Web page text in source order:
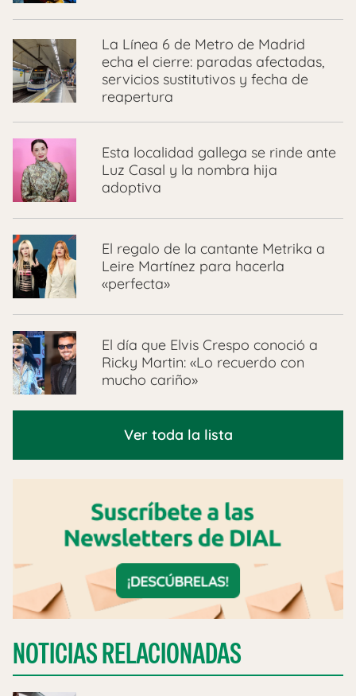
La Línea 6 de Metro de Madrid
echa el cierre: paradas afectadas,
servicios sustitutivos y fecha de
reapertura
Esta localidad gallega se rinde ante
Luz Casal y la nombra hija
adoptiva
El regalo de la cantante Metrika a
Leire Martínez para hacerla
«perfecta»
El día que Elvis Crespo conoció a
Ricky Martin: «Lo recuerdo con
mucho cariño»
Ver toda la lista
NOTICIAS RELACIONADAS